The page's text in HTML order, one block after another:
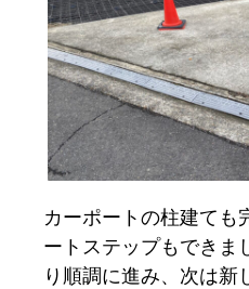
カーポートの柱建ても
ートステップもでき
り順調に進み、次は新